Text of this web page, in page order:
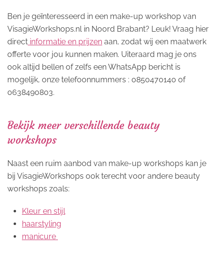
Ben je geïnteresseerd in een make-up workshop van
VisagieWorkshops.nl in Noord Brabant? Leuk! Vraag hier
direct informatie en prijzen aan, zodat wij een maatwerk
offerte voor jou kunnen maken. Uiteraard mag je ons
ook altijd bellen of zelfs een WhatsApp bericht is
mogelijk, onze telefoonnummers : 0850470140 of
0638490803.
Bekijk meer verschillende beauty
workshops
Naast een ruim aanbod van make-up workshops kan je
bij VisagieWorkshops ook terecht voor andere beauty
workshops zoals:
Kleur en stijl
haarstyling
manicure